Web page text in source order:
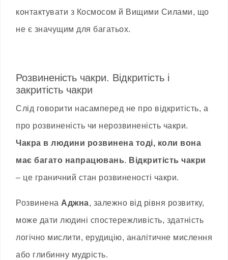
контактувати з Космосом й Вищими Силами, що
не є значущим для багатьох.
Розвиненість чакри. Відкритість і
закритість чакри
Слід говорити насамперед не про відкритість, а
про розвиненість чи нерозвиненість чакри.
Чакра в людини розвинена тоді, коли вона
має багато напрацювань. Відкритість чакри
– це граничний стан розвиненості чакри.
Розвинена Аджна, залежно від рівня розвитку,
може дати людині спостережливість, здатність
логічно мислити, ерудицію, аналітичне мислення
або глибинну мудрість.